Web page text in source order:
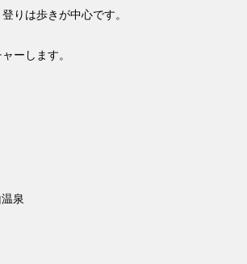
りは歩きが中心です。
ーします。
泉